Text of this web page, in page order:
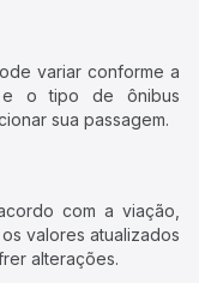
variar conforme a
e o tipo de ônibus
sua passagem.
com a viação,
valores atualizados
alterações.